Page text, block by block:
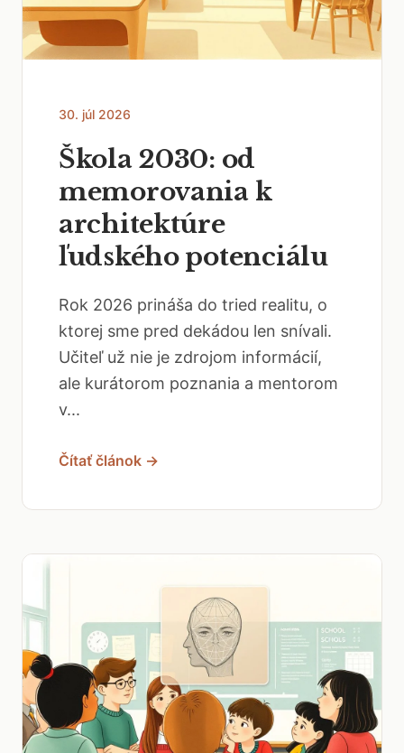
30. júl 2026
Škola 2030: od
memorovania k
architektúre
ľudského potenciálu
Rok 2026 prináša do tried realitu, o
ktorej sme pred dekádou len snívali.
Učiteľ už nie je zdrojom informácií,
ale kurátorom poznania a mentorom
v...
Čítať článok →